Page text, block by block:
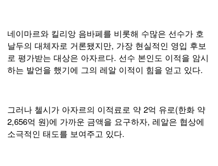
네이마르와 킬리앙 음바페를 비롯해 수많은 선수가 호
날두의 대체자로 거론됐지만, 가장 현실적인 영입 후보
로 평가받는 대상은 아자르다. 선수 본인도 이적을 암시
하는 발언을 했기에 그의 레알 이적이 힘을 얻고 있다.
그러나 첼시가 아자르의 이적료로 약 2억 유로(한화 약
2,656억 원)에 가까운 금액을 요구하자, 레알은 협상에
소극적인 태도를 보여주고 있다.